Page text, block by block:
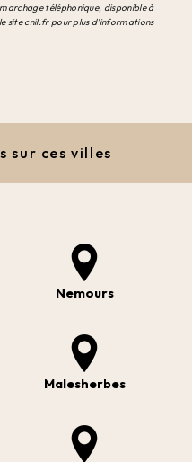
téléphonique, disponible à
site cnil.fr pour plus d’informations
sur ces villes
Nemours
Malesherbes